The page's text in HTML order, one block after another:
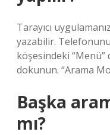
Tarayıcı
yazabilir.
köşesindeki “Menü”
dokunun. “Arama
Başka
mı?